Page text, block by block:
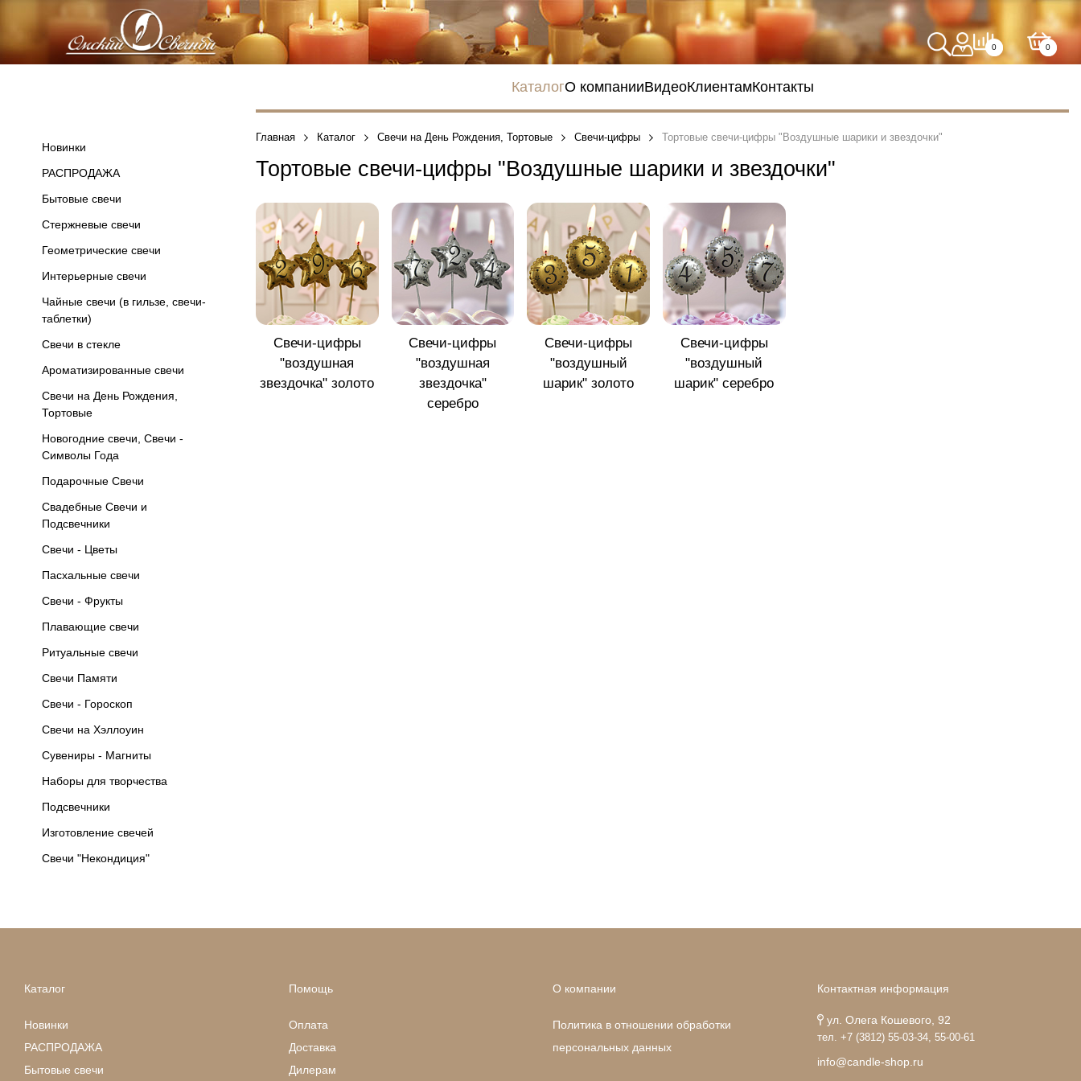
0 0
КаталогО компанииВидеоКлиентамКонтакты
Новинки
РАСПРОДАЖА
Бытовые свечи
Стержневые свечи
Геометрические свечи
Интерьерные свечи
Чайные свечи (в гильзе, свечи-
таблетки)
Свечи в стекле
Ароматизированные свечи
Свечи на День Рождения,
Тортовые
Новогодние свечи, Свечи -
Символы Года
Подарочные Свечи
Свадебные Свечи и
Подсвечники
Свечи - Цветы
Пасхальные свечи
Свечи - Фрукты
Плавающие свечи
Ритуальные свечи
Свечи Памяти
Свечи - Гороскоп
Свечи на Хэллоуин
Сувениры - Магниты
Наборы для творчества
Подсвечники
Изготовление свечей
Свечи "Некондиция"
Главная Каталог Свечи на День Рождения, Тортовые Свечи-цифры Тортовые свечи-цифры "Воздушные шарики и звездочки"
Тортовые свечи-цифры "Воздушные шарики и звездочки"
Свечи-цифры
"воздушная
звездочка" золото
Свечи-цифры
"воздушная
звездочка"
серебро
Свечи-цифры
"воздушный
шарик" золото
Свечи-цифры
"воздушный
шарик" серебро
Каталог
Новинки
РАСПРОДАЖА
Бытовые свечи
Помощь
Оплата
Доставка
Дилерам
О компании
Политика в отношении обработки
персональных данных
Контактная информация
ул. Олега Кошевого, 92
тел. +7 (3812) 55-03-34, 55-00-61
info@candle-shop.ru